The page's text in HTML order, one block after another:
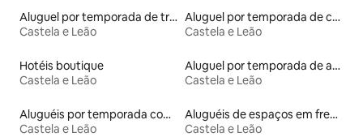
Aluguel por temporada de trailers
Castela e Leão
Aluguel por temporada de casas na terra
Castela e Leão
Hotéis boutique
Castela e Leão
Aluguel por temporada de apart-hotéis
Castela e Leão
Aluguéis por temporada com banheiro para PCD
Castela e Leão
Aluguéis de espaços em frente à praia
Castela e Leão